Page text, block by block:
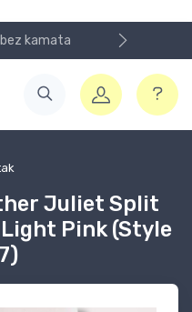
Postali smo AliBay!
Juliet Split
Pink (Style